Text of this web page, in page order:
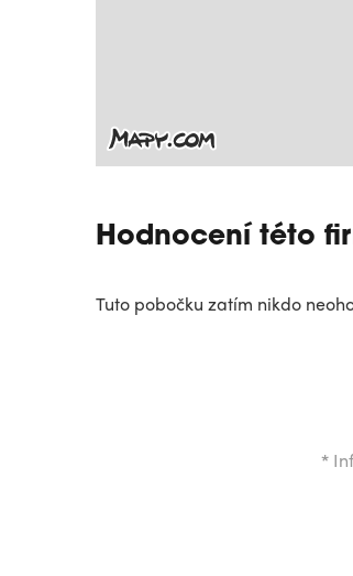
Hodnocení této
Tuto pobočku zatím nikdo
*